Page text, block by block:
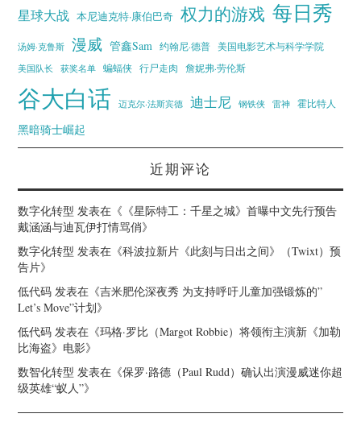
星球大战 本尼迪克特·康伯巴奇 权力的游戏 每日秀
汤姆·克鲁斯 漫威 管鑫Sam 约翰尼·德普
美国电影艺术与科学学院
美国队长
获奖名单 蝙蝠侠 行尸走肉 詹妮弗·劳伦斯
谷大白话 迈克尔·法斯宾德 迪士尼 钢铁侠 雷神 霍比特人
黑暗骑士崛起
近期评论
数字化转型 发表在《 《星际特工：千星之城》首曝中文先行预告
戴涵涵与迪瓦伊打情骂俏》
数字化转型 发表在《科波拉新片《此刻与日出之间》（Twixt）预
告片》
低代码 发表在《吉米肥伦深夜秀 为支持呼吁儿童加强锻炼的”
Let’s Move”计划》
低代码 发表在《玛格·罗比（Margot Robbie）将领衔主演新《加勒
比海盗》电影》
数智化转型 发表在《保罗·路德（Paul Rudd）确认出演漫威迷你超
级英雄“蚁人”》